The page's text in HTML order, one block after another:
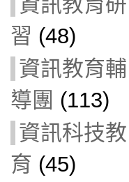
習 (48)
資訊教育輔
導團 (113)
資訊科技教
育 (45)